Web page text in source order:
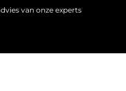
van onze experts